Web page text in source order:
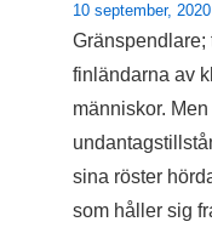
10 september,
Gränspendlare;
finländarna av
människor.
sina röster
som håller sig